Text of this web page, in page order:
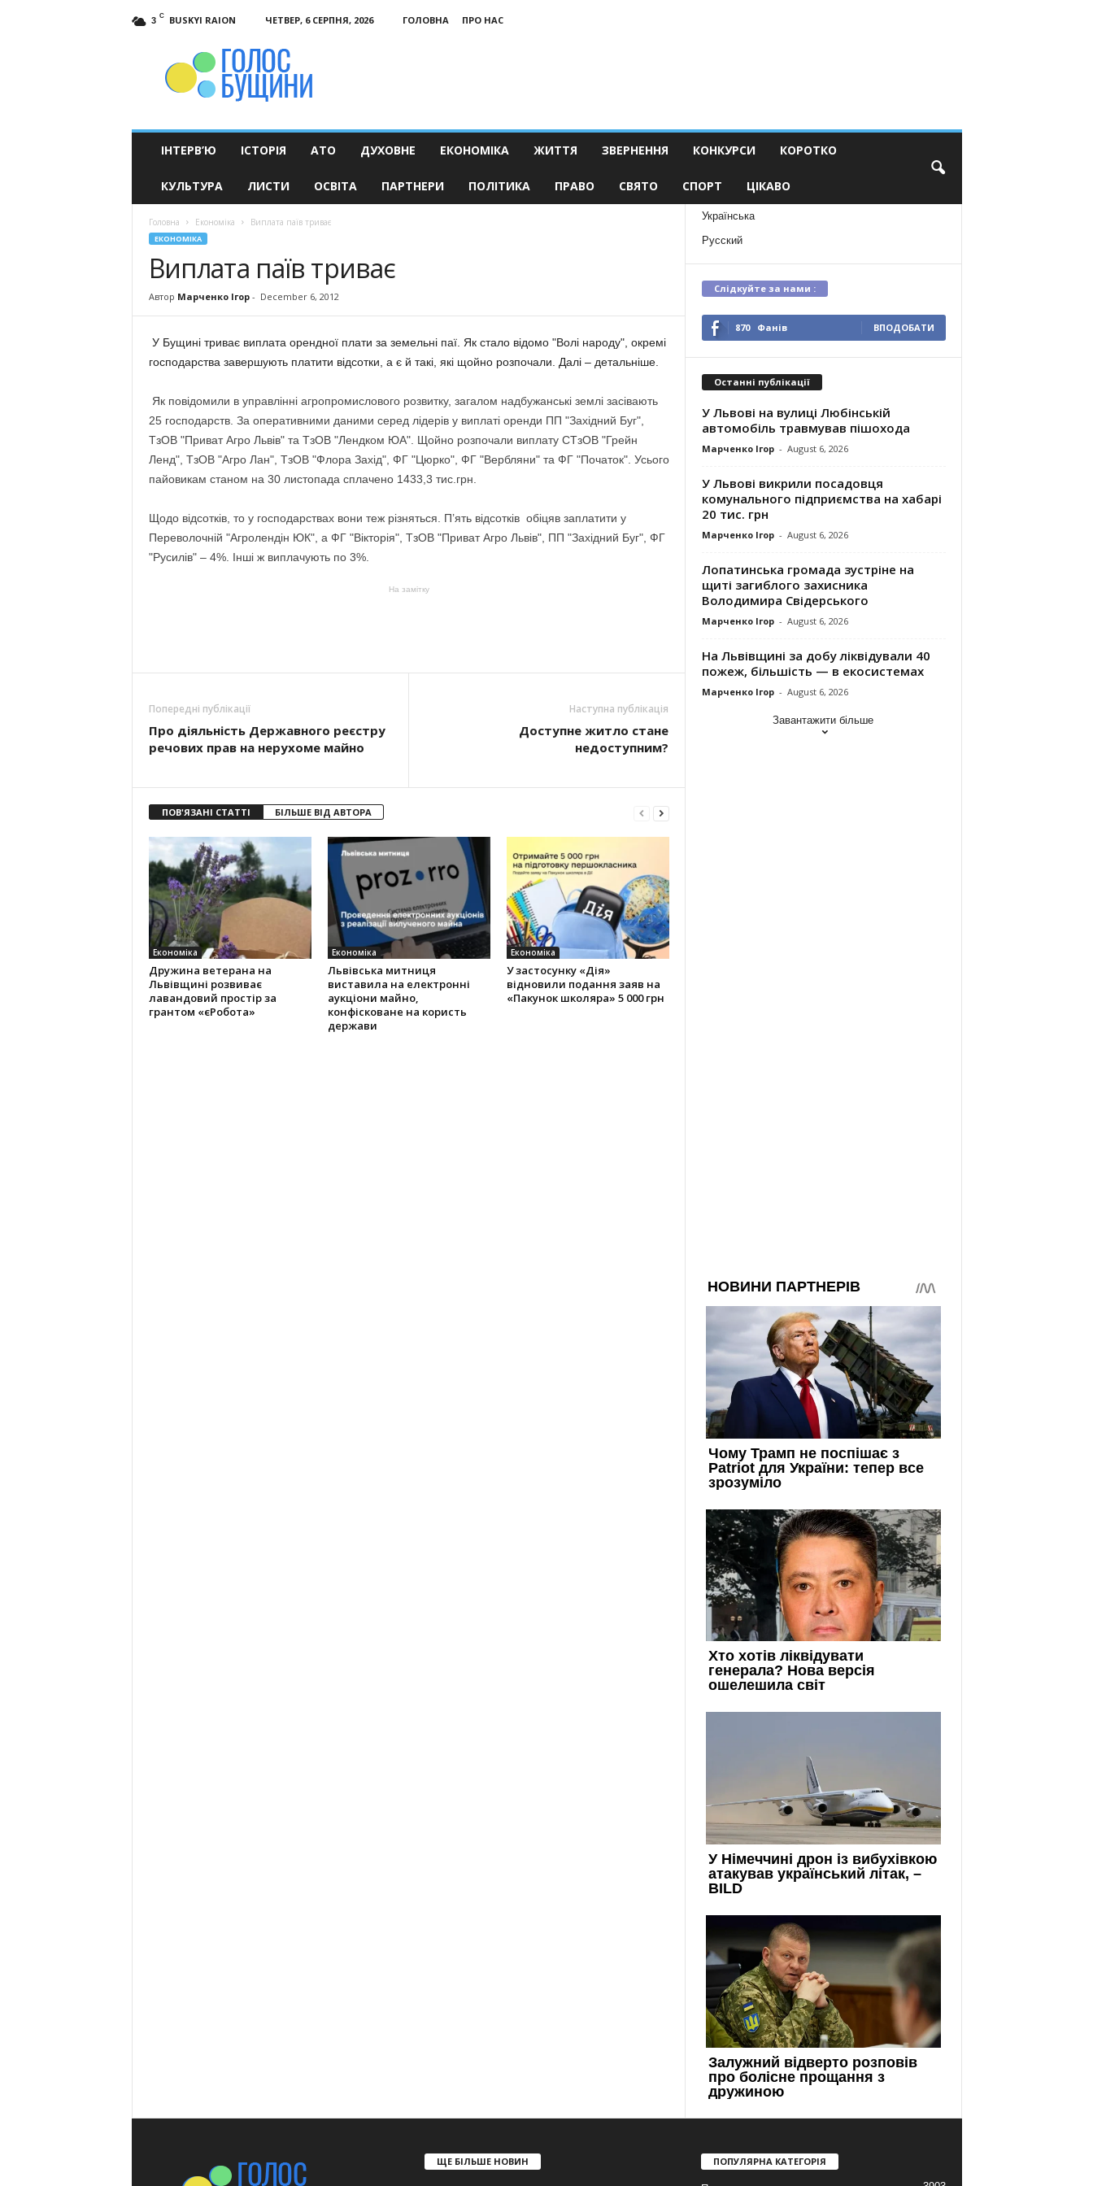
3 C BUSKYI RAION ЧЕТВЕР, 6 СЕРПНЯ, 2026 ГОЛОВНА
ПРО НАС
ІНТЕРВ’Ю ІСТОРІЯ АТО ДУХОВНЕ ЕКОНОМІКА ЖИТТЯ ЗВЕРНЕННЯ КОНКУРСИ КОРОТКО
КУЛЬТУРА ЛИСТИ ОСВІТА ПАРТНЕРИ ПОЛІТИКА ПРАВО СВЯТО СПОРТ ЦІКАВО
Головна Економіка Виплата паїв триває
ЕКОНОМІКА
Виплата паїв триває
Автор Марченко Ігор- December 6, 2012
У Бущині триває виплата орендної плати за земельні паї. Як стало відомо "Волі народу", окремі
господарства завершують платити відсотки, а є й такі, які щойно розпочали. Далі – детальніше.
Як повідомили в управлінні агропромислового розвитку, загалом надбужанські землі засівають
25 господарств. За оперативними даними серед лідерів у виплаті оренди ПП "Західний Буг",
ТзОВ "Приват Агро Львів" та ТзОВ "Лендком ЮА". Щойно розпочали виплату СТзОВ "Грейн
Ленд", ТзОВ "Агро Лан", ТзОВ "Флора Захід", ФГ "Цюрко", ФГ "Вербляни" та ФГ "Початок". Усього
пайовикам станом на 30 листопада сплачено 1433,3 тис.грн.
Щодо відсотків, то у господарствах вони теж різняться. П’ять відсотків обіцяв заплатити у
Переволочній "Агролендін ЮК", а ФГ "Вікторія", ТзОВ "Приват Агро Львів", ПП "Західний Буг", ФГ
"Русилів" – 4%. Інші ж виплачують по 3%.
На замітку
Попередні публікації
Про діяльність Державного реєстру
речових прав на нерухоме майно
Наступна публікація
Доступне житло стане
недоступним?
ПОВ'ЯЗАНІ СТАТТІ БІЛЬШЕ ВІД АВТОРА
Економіка
Дружина ветерана на
Львівщині розвиває
лавандовий простір за
грантом «єРобота»
Економіка
Львівська митниця
виставила на електронні
аукціони майно,
конфісковане на користь
держави
Економіка
У застосунку «Дія»
відновили подання заяв на
«Пакунок школяра» 5 000 грн
Українська
Русский
Слідкуйте за нами :
870 Фанів ВПОДОБАТИ
Останні публікації
У Львові на вулиці Любінській
автомобіль травмував пішохода
Марченко Ігор - August 6, 2026
У Львові викрили посадовця
комунального підприємства на хабарі
20 тис. грн
Марченко Ігор - August 6, 2026
Лопатинська громада зустріне на
щиті загиблого захисника
Володимира Свідерського
Марченко Ігор - August 6, 2026
На Львівщині за добу ліквідували 40
пожеж, більшість — в екосистемах
Марченко Ігор - August 6, 2026
Завантажити більше
ЩЕ БІЛЬШЕ НОВИН ПОПУЛЯРНА КАТЕГОРІЯ